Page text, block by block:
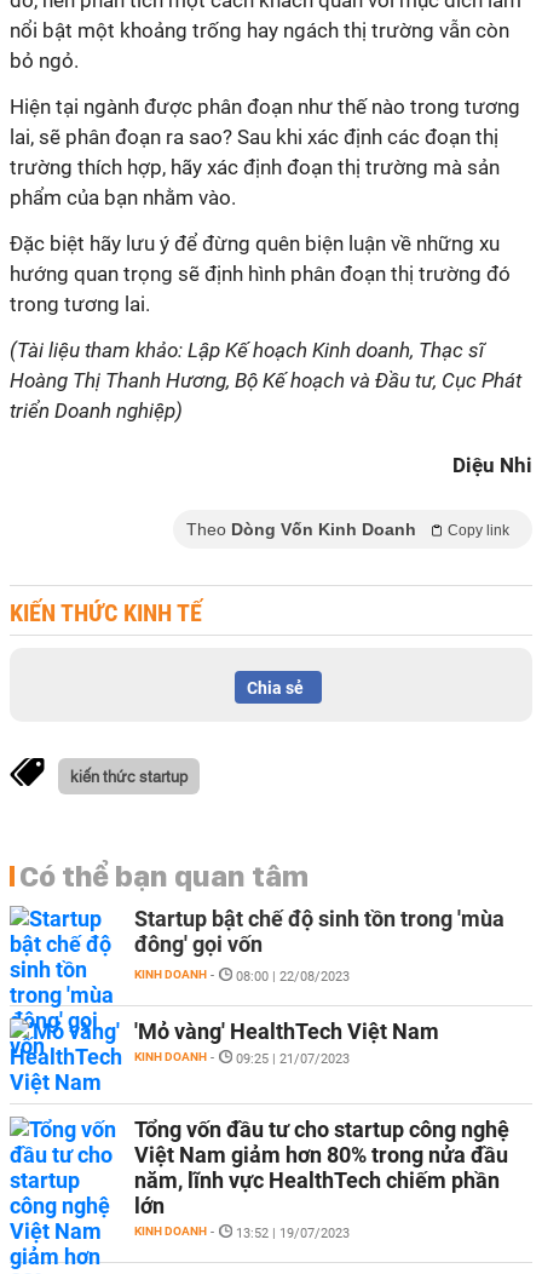
nổi bật một khoảng trống hay ngách thị trường vẫn còn
bỏ ngỏ.
Hiện tại ngành được phân đoạn như thế nào trong tương
lai, sẽ phân đoạn ra sao? Sau khi xác định các đoạn thị
trường thích hợp, hãy xác định đoạn thị trường mà sản
phẩm của bạn nhằm vào.
Đặc biệt hãy l ưu ý để đừng quên biện luận về những xu
hướng quan trọng sẽ định hình phân đoạn thị trường đó
trong tương lai.
(Tài liệu tham khảo: Lập Kế hoạch Kinh doanh, Thạc sĩ
Hoàng Thị Thanh Hương, Bộ Kế hoạch và Đầu tư, Cục Phát
triển Doanh nghiệp)
Diệu Nhi
Theo Dòng Vốn Kinh Doanh Copy link
KIẾN THỨC KINH TẾ
Chia sẻ
kiến thức startup
Có thể bạn quan tâm
Startup bật chế độ sinh tồn trong 'mùa
đông' gọi vốn
KINH DOANH - 08:00 | 22/08/2023
'Mỏ vàng' HealthTech Việt Nam
KINH DOANH - 09:25 | 21/07/2023
Tổng vốn đầu tư cho startup công nghệ
Việt Nam giảm hơn 80% trong nửa đầu
năm, lĩnh vực HealthTech chiếm phần
lớn
KINH DOANH - 13:52 | 19/07/2023